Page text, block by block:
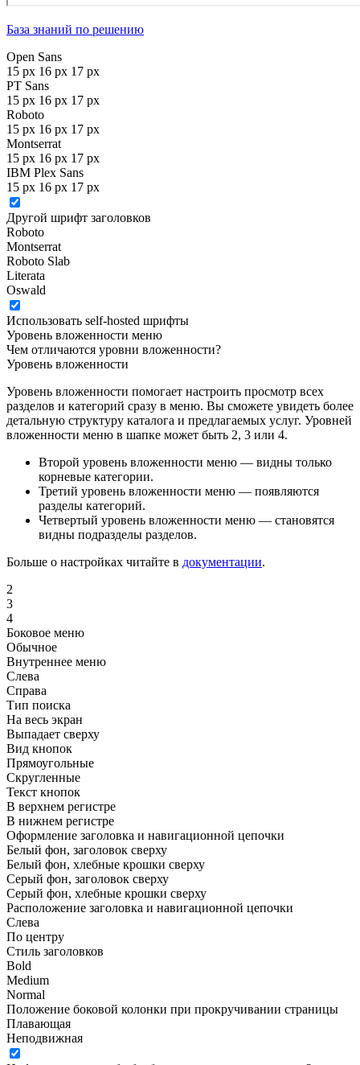
База знаний по решению
Open Sans
15 px 16 px 17 px
PT Sans
15 px 16 px 17 px
Roboto
15 px 16 px 17 px
Montserrat
15 px 16 px 17 px
IBM Plex Sans
15 px 16 px 17 px
Другой шрифт заголовков
Roboto
Montserrat
Roboto Slab
Literata
Oswald
Использовать self-hosted шрифты
Уровень вложенности меню
Чем отличаются уровни вложенности?
Уровень вложенности
Уровень вложенности помогает настроить просмотр всех
разделов и категорий сразу в меню. Вы сможете увидеть более
детальную структуру каталога и предлагаемых услуг. Уровней
вложенности меню в шапке может быть 2, 3 или 4.
Второй уровень вложенности меню — видны только
корневые категории.
Третий уровень вложенности меню — появляются
разделы категорий.
Четвертый уровень вложенности меню — становятся
видны подразделы разделов.
Больше о настройках читайте в документации.
2
3
4
Боковое меню
Обычное
Внутреннее меню
Слева
Справа
Тип поиска
На весь экран
Выпадает сверху
Вид кнопок
Прямоугольные
Скругленные
Текст кнопок
В верхнем регистре
В нижнем регистре
Оформление заголовка и навигационной цепочки
Белый фон, заголовок сверху
Белый фон, хлебные крошки сверху
Серый фон, заголовок сверху
Серый фон, хлебные крошки сверху
Расположение заголовка и навигационной цепочки
Слева
По центру
Стиль заголовков
Bold
Medium
Normal
Положение боковой колонки при прокручивании страницы
Плавающая
Неподвижная